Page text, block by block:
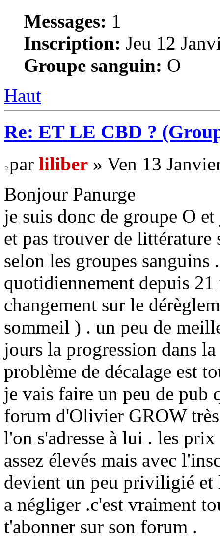
Messages: 1
Inscription: Jeu 12
Groupe sanguin: O
Haut
Re: ET LE CBD ?
par liliber » Ven 13
Bonjour Panurge
je suis donc de groupe O
et pas trouver de
selon les groupes sanguins
quotidiennement depuis
changement sur le
sommeil ) . un peu de
jours la progression dans
problème de décalage est
je vais faire un peu de pub
forum d'Olivier GROW
l'on s'adresse à lui . les
assez élevés mais avec
devient un peu priviligié et
a négliger .c'est vraiment
t'abonner sur son forum .